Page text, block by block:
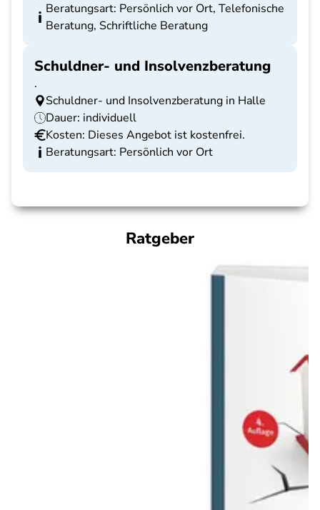
Beratungsart: Persönlich vor Ort, Telefonische
Beratung, Schriftliche Beratung
Schuldner- und Insolvenzberatung
.
Schuldner- und Insolvenzberatung in Halle
Dauer: individuell
Kosten: Dieses Angebot ist kostenfrei.
Beratungsart: Persönlich vor Ort
Ratgeber